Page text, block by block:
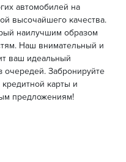
автомобилей на
высочайшего качества.
наилучшим образом
Наш внимательный и
ваш идеальный
очередей. Забронируйте
карты и
предложениям!